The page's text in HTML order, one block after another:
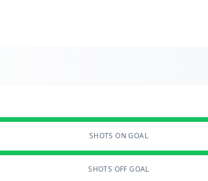
SHOTS ON GOAL
SHOTS OFF GOAL